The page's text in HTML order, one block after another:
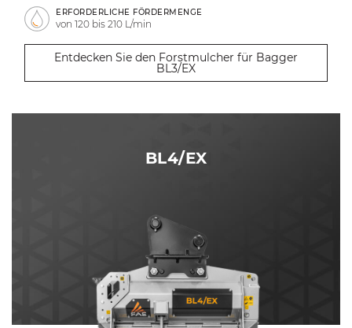
ERFORDERLICHE FÖRDERMENGE
von 120 bis 210 L/min
Entdecken Sie den Forstmulcher für Bagger
BL3/EX
BL4/EX